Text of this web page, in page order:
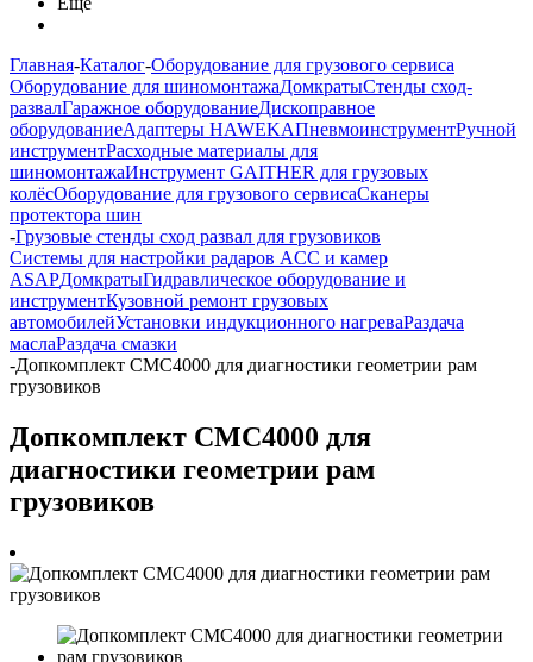
Главная-Каталог-Оборудование для грузового сервиса
Оборудование для шиномонтажаДомкратыСтенды сход-
развалГаражное оборудованиеДископравное
оборудованиеАдаптеры HAWEKAПневмоинструментРучной
инструментРасходные материалы для
шиномонтажаИнструмент GAITHER для грузовых
колёсОборудование для грузового сервисаСканеры
протектора шин
-Грузовые стенды сход развал для грузовиков
Системы для настройки радаров ACC и камер
ASAPДомкратыГидравлическое оборудование и
инструментКузовной ремонт грузовых
автомобилейУстановки индукционного нагреваРаздача
маслаРаздача смазки
-Допкомплект CMC4000 для диагностики геометрии рам
грузовиков
Допкомплект CMC4000 для
диагностики геометрии рам
грузовиков